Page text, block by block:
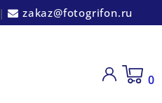
| zakaz@fotogrifon.ru
0